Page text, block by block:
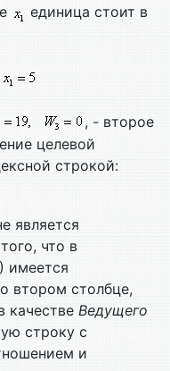
единица стоит в
, - второе
целевой
строкой:
является
что в
имеется
втором столбце,
качестве Ведущего
строку с
и